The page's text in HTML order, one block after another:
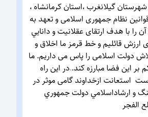
اتفاقات روز شهرستان گيلانغرب ،استان كرمانشاه ،
نظام جمهوری اسلامی و تعهد به
را با هدف ارتقای عقلانيت و دانايي
قائلیم و خط قرمز ما اخلاق و
دولت اسلامی را پاس می داریم. ما
این فضا مبارزه کند..در این راه
استعانت ازخداوند گامی موثر در
و ارشاداسلامي دولت جمهوري
الفجر